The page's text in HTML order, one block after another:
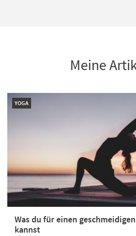
Meine
YOGA
Was du für einen
kannst